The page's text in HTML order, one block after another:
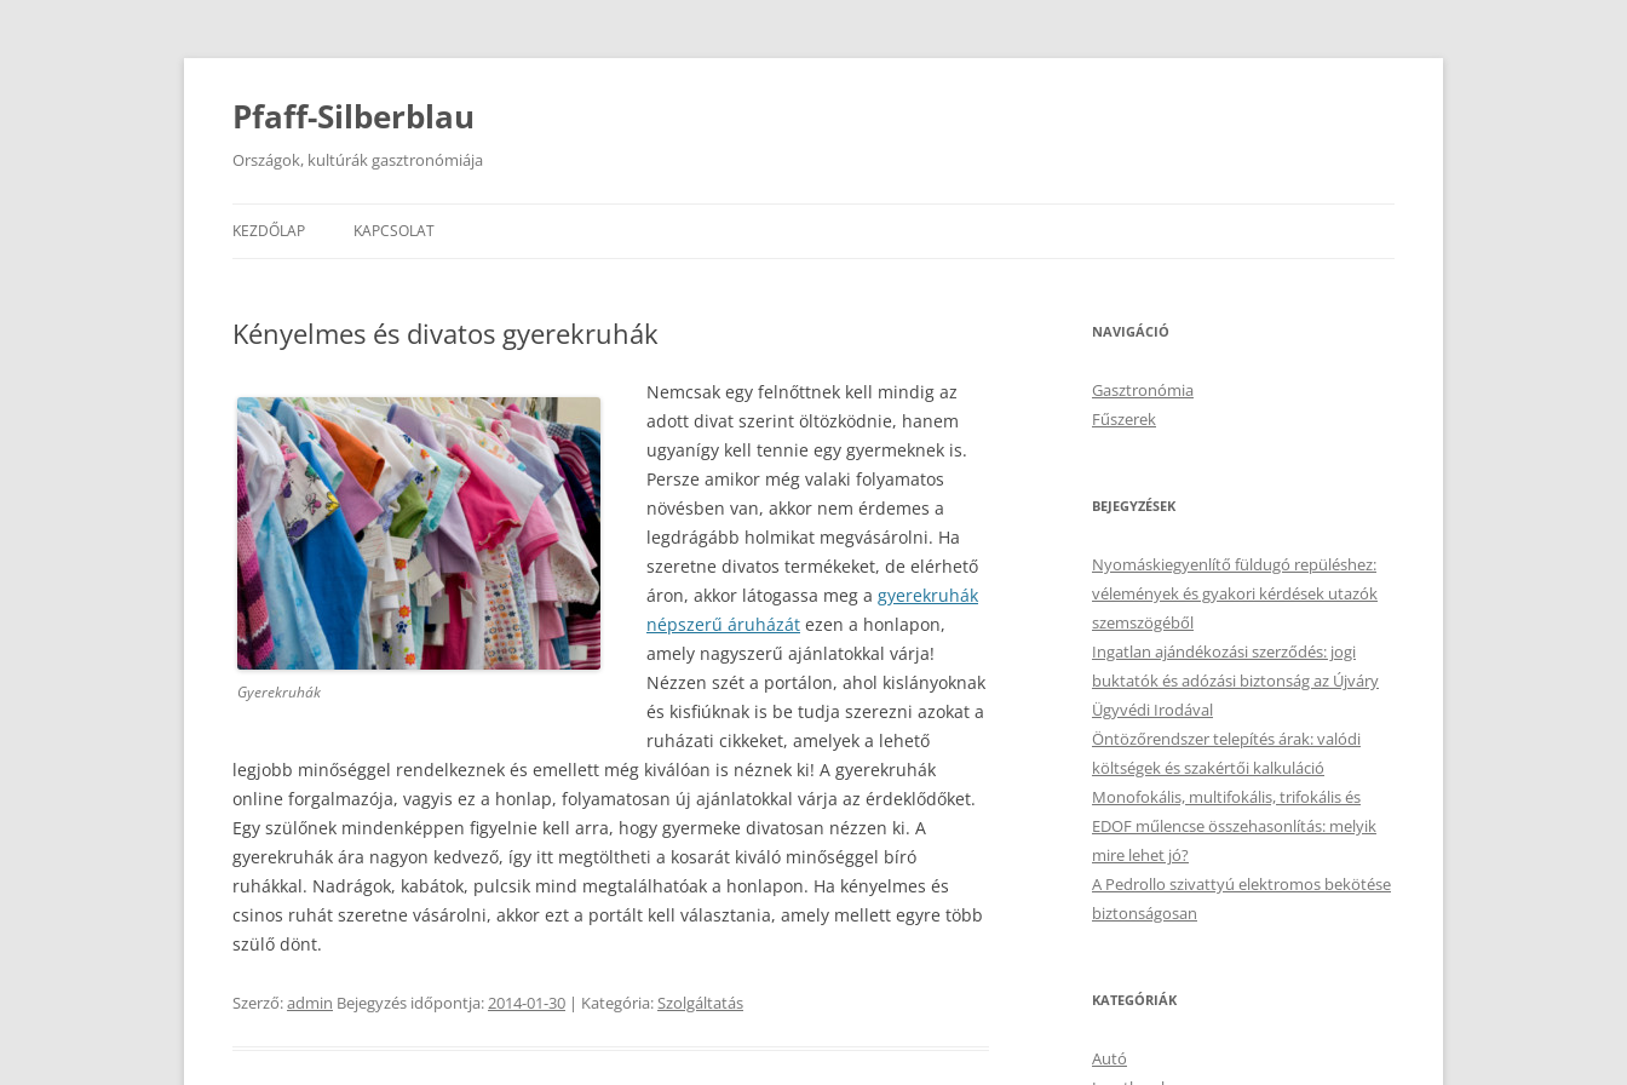
Kilépés
tartalomba
Pfaff-Silberblau
Országok, kultúrák gasztronómiája
KEZDŐLAP KAPCSOLAT
Kényelmes és divatos gyerekruhák
Gyerekruhák
Nemcsak egy felnőttnek kell mindig az
adott divat szerint öltözködnie, hanem
ugyanígy kell tennie egy gyermeknek is.
Persze amikor még valaki folyamatos
növésben van, akkor nem érdemes a
legdrágább holmikat megvásárolni. Ha
szeretne divatos termékeket, de elérhető
áron, akkor látogassa meg a gyerekruhák
népszerű áruházát ezen a honlapon,
amely nagyszerű ajánlatokkal várja!
Nézzen szét a portálon, ahol kislányoknak
és kisfiúknak is be tudja szerezni azokat a
ruházati cikkeket, amelyek a lehető
legjobb minőséggel rendelkeznek és emellett még kiválóan is néznek ki! A gyerekruhák
online forgalmazója, vagyis ez a honlap, folyamatosan új ajánlatokkal várja az érdeklődőket.
Egy szülőnek mindenképpen figyelnie kell arra, hogy gyermeke divatosan nézzen ki. A
gyerekruhák ára nagyon kedvező, így itt megtöltheti a kosarát kiváló minőséggel bíró
ruhákkal. Nadrágok, kabátok, pulcsik mind megtalálhatóak a honlapon. Ha kényelmes és
csinos ruhát szeretne vásárolni, akkor ezt a portált kell választania, amely mellett egyre több
szülő dönt.
Szerző:admin Bejegyzés időpontja:2014-01-30 | Kategória:Szolgáltatás
NAVIGÁCIÓ
Gasztronómia
Fűszerek
BEJEGYZÉSEK
Nyomáskiegyenlítő füldugó repüléshez:
vélemények és gyakori kérdések utazók
szemszögéből
Ingatlan ajándékozási szerződés: jogi
buktatók és adózási biztonság az Újváry
Ügyvédi Irodával
Öntözőrendszer telepítés árak: valódi
költségek és szakértői kalkuláció
Monofokális, multifokális, trifokális és
EDOF műlencse összehasonlítás: melyik
mire lehet jó?
A Pedrollo szivattyú elektromos bekötése
biztonságosan
KATEGÓRIÁK
Autó